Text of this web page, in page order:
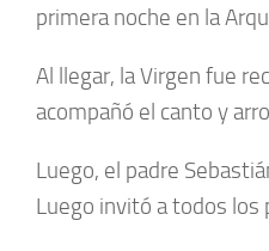
primera noche en la
Al llegar, la Virgen fue
acompañó el canto y
Luego, el padre
Luego invitó a todos los